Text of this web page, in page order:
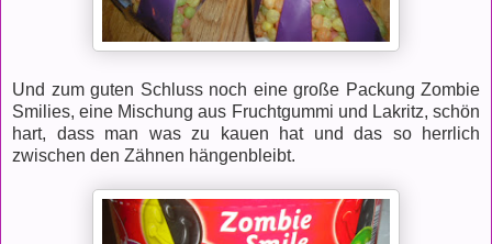
Und zum guten Schluss noch eine große Packung Zombie
Smilies, eine Mischung aus Fruchtgummi und Lakritz, schön
hart, dass man was zu kauen hat und das so herrlich
zwischen den Zähnen hängenbleibt.